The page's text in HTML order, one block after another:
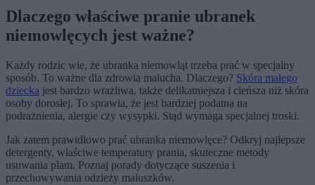
Dlaczego właściwe pranie ubranek
niemowlęcych jest ważne?
Każdy rodzic wie, że ubranka niemowląt trzeba prać w specjalny
sposób. To ważne dla zdrowia malucha. Dlaczego? Skóra małego
dziecka jest bardzo wrażliwa, także delikatniejsza i cieńsza niż skóra
osoby dorosłej. To sprawia, że jest bardziej podatna na
podrażnienia, alergie czy wysypki. Stąd wymaga specjalnej troski.
Jak zatem prawidłowo prać ubranka niemowlęce? Odkryj najlepsze
detergenty, właściwe temperatury prania, skuteczne metody
usuwania plam. Poznaj porady dotyczące suszenia i
przechowywania odzieży maluszków.